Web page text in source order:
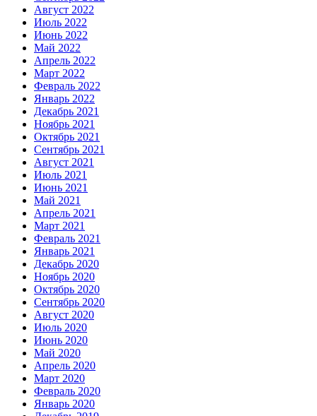
Август 2022
Июль 2022
Июнь 2022
Май 2022
Апрель 2022
Март 2022
Февраль 2022
Январь 2022
Декабрь 2021
Ноябрь 2021
Октябрь 2021
Сентябрь 2021
Август 2021
Июль 2021
Июнь 2021
Май 2021
Апрель 2021
Март 2021
Февраль 2021
Январь 2021
Декабрь 2020
Ноябрь 2020
Октябрь 2020
Сентябрь 2020
Август 2020
Июль 2020
Июнь 2020
Май 2020
Апрель 2020
Март 2020
Февраль 2020
Январь 2020